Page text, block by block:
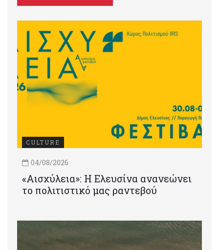
CULTURE
04/08/2026
«Αισχύλεια»: Η Ελευσίνα ανανεώνει
το πολιτιστικό μας ραντεβού